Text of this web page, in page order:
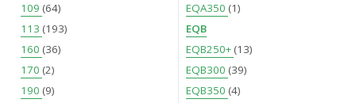
109 (64)
113 (193)
160 (36)
170 (2)
190 (9)
EQA350 (1)
EQB
EQB250+ (13)
EQB300 (39)
EQB350 (4)